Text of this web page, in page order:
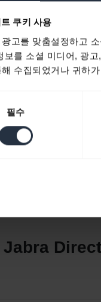
쿠키 사용
광고를 맞춤설정하고
보를 소셜 미디어, 광
해 수집되었거나 귀하
필수
트웨어, 앱
Jabra